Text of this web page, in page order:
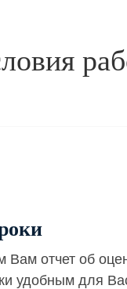
Вам отчет об
удобным для